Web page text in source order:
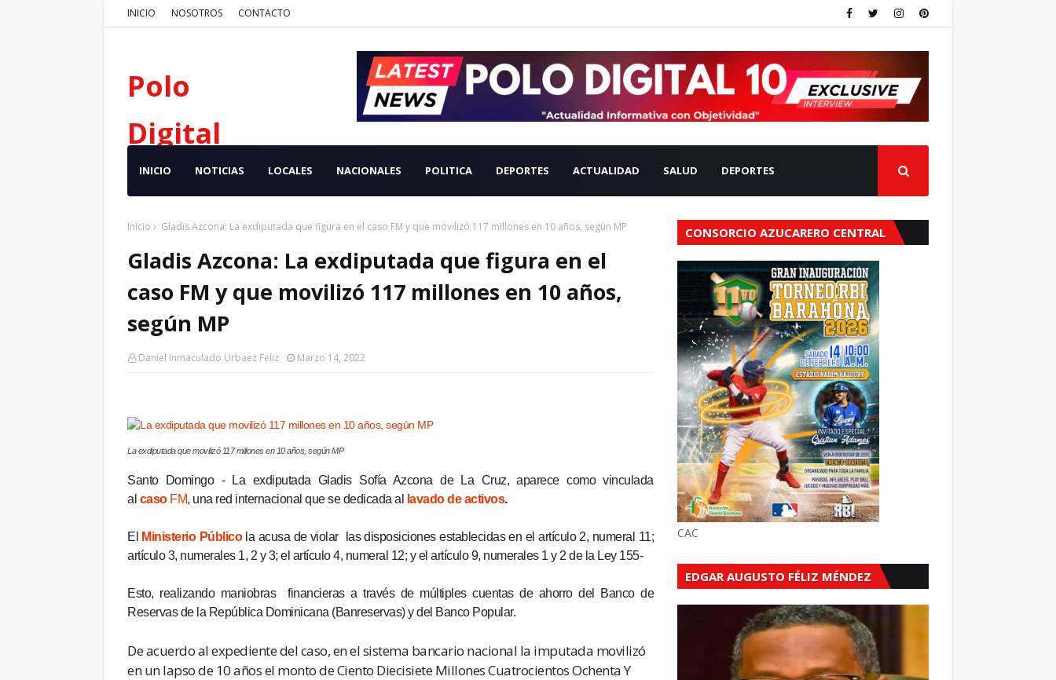
INICIO NOSOTROS CONTACTO
Polo
Digital
INICIO NOTICIAS LOCALES NACIONALES POLITICA DEPORTES ACTUALIDAD SALUD DEPORTES
Inicio Gladis Azcona: La exdiputada que figura en el caso FM y que movilizó 117 millones en 10 años, según MP
Gladis Azcona: La exdiputada que figura en el
caso FM y que movilizó 117 millones en 10 años,
según MP
Daniel Inmaculado Urbaez Feliz Marzo 14, 2022
La exdiputada que movilizó 117 millones en 10 años, según MP
Santo Domingo - La exdiputada Gladis Sofía Azcona de La Cruz, aparece como vinculada
al casoFM, una red internacional que se dedicada al lavado de activos.
El Ministerio Públicola acusa de violar las disposiciones establecidas en el artículo 2, numeral 11;
artículo 3, numerales 1, 2 y 3; el artículo 4, numeral 12; y el artículo 9, numerales 1 y 2 de la Ley 155-
Esto, realizando maniobras financieras a través de múltiples cuentas de ahorro del Banco de
Reservas de la República Dominicana (Banreservas) y del Banco Popular.
De acuerdo al expediente del caso, en el sistema bancario nacional la imputada movilizó
en un lapso de 10 años el monto de Ciento Diecisiete Millones Cuatrocientos Ochenta Y
CONSORCIO AZUCARERO CENTRAL
CAC
EDGAR AUGUSTO FÉLIZ MÉNDEZ